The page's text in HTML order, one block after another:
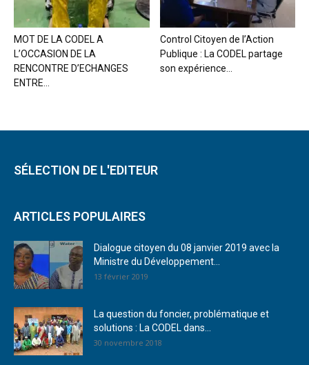
MOT DE LA CODEL A
L’OCCASION DE LA
RENCONTRE D’ECHANGES
ENTRE...
Control Citoyen de l’Action
Publique : La CODEL partage
son expérience...
SÉLECTION DE L'EDITEUR
ARTICLES POPULAIRES
Dialogue citoyen du 08 janvier 2019 avec la
Ministre du Développement...
13 février 2019
La question du foncier, problématique et
solutions : La CODEL dans...
30 novembre 2018